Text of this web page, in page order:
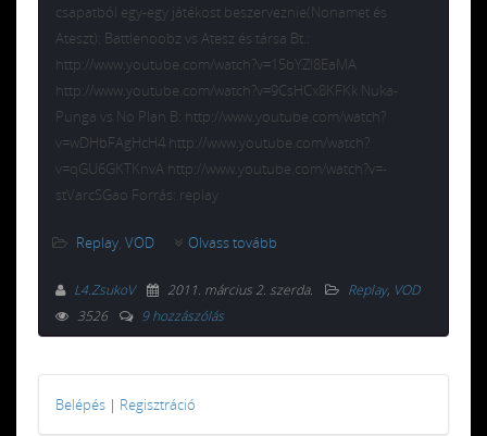
csapatból egy-egy játékost beszerveznie(Nonamet és
Ateszt): Battlenoobz vs Atesz és társa Bt.:
http://www.youtube.com/watch?v=15bYZI8EaMA
http://www.youtube.com/watch?v=9CsHCx8KFKk Nuka-
Punga vs No Plan B: http://www.youtube.com/watch?
v=wDHbFAgHcH4 http://www.youtube.com/watch?
v=qGU6GKTKnvA http://www.youtube.com/watch?v=-
stVarcSGao Forrás: replay
Replay, VOD Olvass tovább
L4.ZsukoV 2011. március 2. szerda. Replay, VOD
3526
9 hozzászólás
Belépés | Regisztráció